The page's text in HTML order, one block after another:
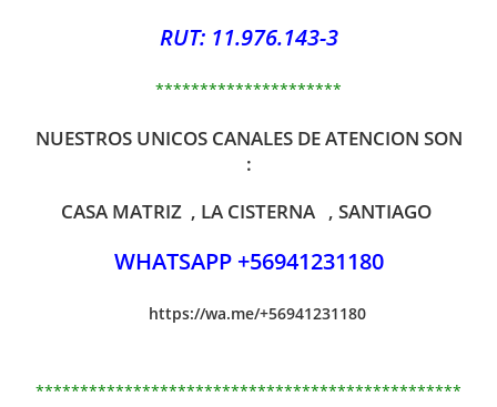
RUT: 11.976.143-3
*********************
NUESTROS UNICOS CANALES DE ATENCION SON
:
CASA MATRIZ , LA CISTERNA , SANTIAGO
WHATSAPP +56941231180
https://wa.me/+56941231180
************************************************